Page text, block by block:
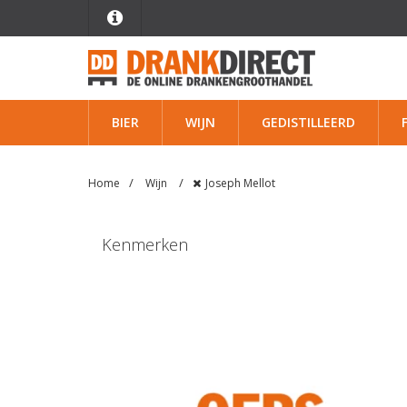
BIER WIJN GEDISTILLEERD
Home Wijn Joseph Mellot
Kenmerken